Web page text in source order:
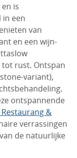
is
een
van
en een wijn-
tot rust. Ontspan
variant),
ontspannende
&
verrassingen
de natuurlijke